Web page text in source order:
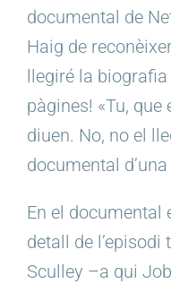
documental de
Haig de
llegiré la
pàgines! «Tu,
diuen. No, no el
documental
En el documental
detall de
Sculley –a qui